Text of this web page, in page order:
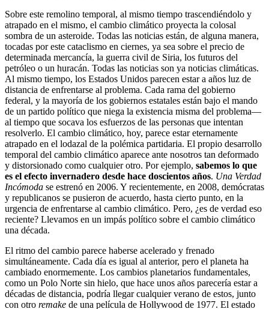
Sobre este remolino temporal, al mismo tiempo trascendiéndolo y
atrapado en el mismo, el cambio climático proyecta la colosal
sombra de un asteroide. Todas las noticias están, de alguna manera,
tocadas por este cataclismo en ciernes, ya sea sobre el precio de
determinada mercancía, la guerra civil de Siria, los futuros del
petróleo o un huracán. Todas las noticias son ya noticias climáticas.
Al mismo tiempo, los Estados Unidos parecen estar a años luz de
distancia de enfrentarse al problema. Cada rama del gobierno
federal, y la mayoría de los gobiernos estatales están bajo el mando
de un partido político que niega la existencia misma del problema—
al tiempo que socava los esfuerzos de las personas que intentan
resolverlo. El cambio climático, hoy, parece estar eternamente
atrapado en el lodazal de la polémica partidaria. El propio desarrollo
temporal del cambio climático aparece ante nosotros tan deformado
y distorsionado como cualquier otro. Por ejemplo, sabemos lo que
es el efecto invernadero desde hace doscientos años. Una Verdad
Incómoda se estrenó en 2006. Y recientemente, en 2008, demócratas
y republicanos se pusieron de acuerdo, hasta cierto punto, en la
urgencia de enfrentarse al cambio climático. Pero, ¿es de verdad eso
reciente? Llevamos en un impás político sobre el cambio climático
una década.
El ritmo del cambio parece haberse acelerado y frenado
simultáneamente. Cada día es igual al anterior, pero el planeta ha
cambiado enormemente. Los cambios planetarios fundamentales,
como un Polo Norte sin hielo, que hace unos años parecería estar a
décadas de distancia, podría llegar cualquier verano de estos, junto
con otro remake de una película de Hollywood de 1977. El estado